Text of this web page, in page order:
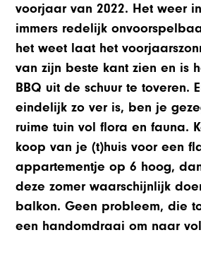
voorjaar van 2022. Het weer
immers redelijk
het weet laat het
van zijn beste kant zien en is
BBQ uit de schuur te toveren.
eindelijk zo ver is, ben je
ruime tuin vol flora en fauna.
koop van je (t)huis voor een
appartementje op 6 hoog,
deze zomer waarschijnlijk
balkon. Geen probleem, die
een handomdraai om naar